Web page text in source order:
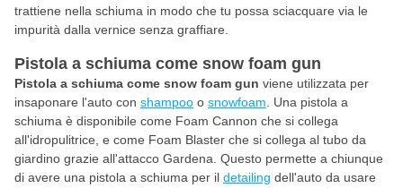
trattiene nella schiuma in modo che tu possa sciacquare via le
impurità dalla vernice senza graffiare.
Pistola a schiuma come snow foam gun
Pistola a schiuma come snow foam gun viene utilizzata per
insaponare l'auto con shampoo o snowfoam . Una pistola a
schiuma è disponibile come Foam Cannon che si collega
all'idropulitrice, e come Foam Blaster che si collega al tubo da
giardino grazie all'attacco Gardena. Questo permette a chiunque
di avere una pistola a schiuma per il detailing dell'auto da usare